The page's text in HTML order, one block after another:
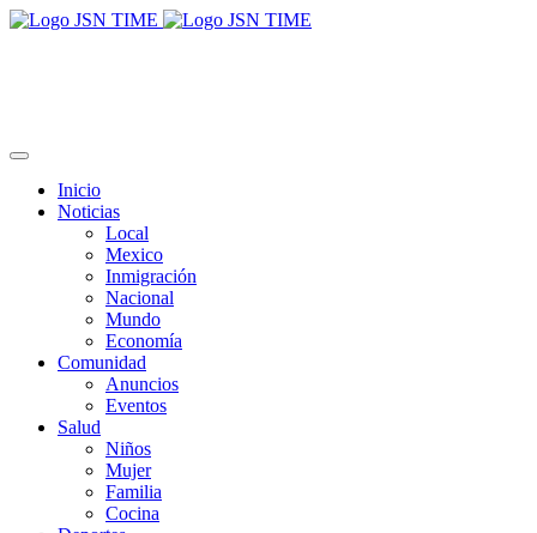
Inicio
Noticias
Local
Mexico
Inmigración
Nacional
Mundo
Economía
Comunidad
Anuncios
Eventos
Salud
Niños
Mujer
Familia
Cocina